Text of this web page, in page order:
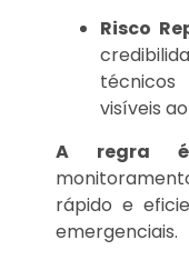
Risco
visíveis
A regra
rápido e
emergenciais.